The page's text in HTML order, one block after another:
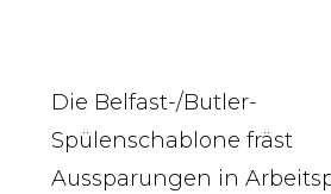
Die Belfast-/Butler-
Spülenschablone fräst
Aussparungen in